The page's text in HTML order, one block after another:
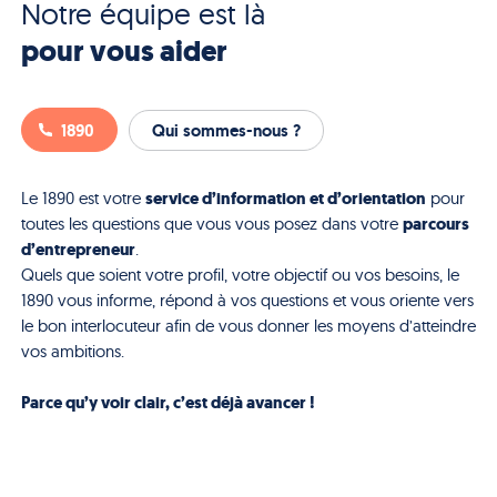
Notre équipe est là
pour vous aider
1890 Qui sommes-nous ?
Le 1890 est votre service d’information et d’orientation pour
toutes les questions que vous vous posez dans votre parcours
d’entrepreneur.
Quels que soient votre profil, votre objectif ou vos besoins, le
1890 vous informe, répond à vos questions et vous oriente vers
le bon interlocuteur afin de vous donner les moyens d’atteindre
vos ambitions.
Parce qu’y voir clair, c’est déjà avancer !